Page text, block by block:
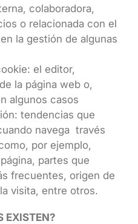
colaboradora,
o relacionada con el
la gestión de algunas
el editor,
la página web o,
algunos casos
tendencias que
navega través
por ejemplo,
partes que
frecuentes, origen de
visita, entre otros.
EXISTEN?